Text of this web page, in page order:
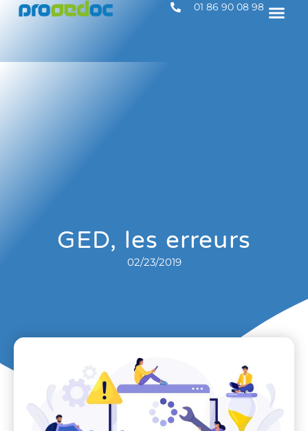
01 86 90 08 98
GED, les erreurs
02/23/2019